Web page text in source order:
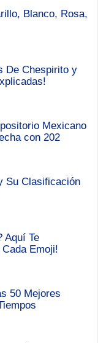
Blanco, Rosa,
De Chespirito y
Mexicano
con 202
Su Clasificación
Aquí Te
Emoji!
50 Mejores